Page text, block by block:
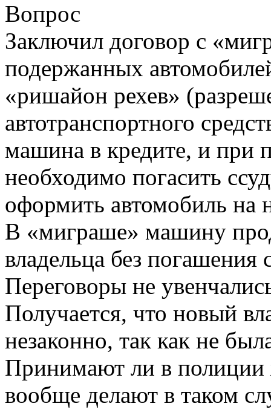
Вопрос
Заключил договор с
подержанных
«ришайон рехев»
автотранспортного
машина в кредите, и при
необходимо погасить
оформить автомобиль на
В «миграше» машину
владельца без погашения
Переговоры не
Получается, что новый
незаконно, так как не
Принимают ли в полиции
вообще делают в таком